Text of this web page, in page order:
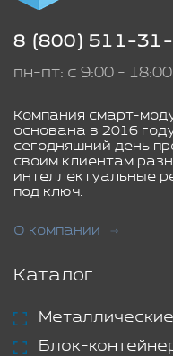
8 (800) 511-
пн-пт: с 9:00 - 18:00
Компания смарт-
основана в 2016
сегодняшний день
своим клиентам
интеллектуальные
под ключ.
О компании
Каталог
Блок-